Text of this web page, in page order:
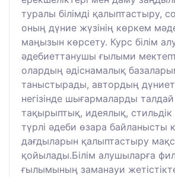
туралы білімді қалыптастыру,
оның дүние жүзінің көркем
маңызын көрсету. Курс білім
әдебиеттанушы ғылыми
олардың әдіснамалық
таныстырады, автордың
негізінде шығармаларды талдай
тақырыптық, идеялық, стильдік
түрлі әдеби өзара байланысты
дағдыларын қалыптастыру
қойылады.Білім алушыларға
ғылымының заманауи